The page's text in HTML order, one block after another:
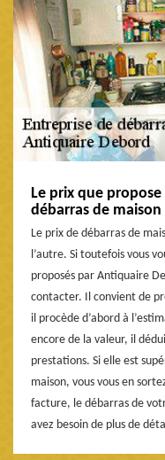
Le prix que
débarras de maison
Le prix de débarras de
l’autre. Si toutefois vous
proposés par Antiquaire
contacter. Il convient de
il procède d’abord à
encore de la valeur, il
prestations. Si elle est
maison, vous vous en
facture, le débarras de
avez besoin de plus de